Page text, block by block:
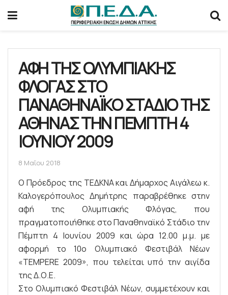
ΑΦΗ ΤΗΣ ΟΛΥΜΠΙΑΚΗΣ
ΦΛΟΓΑΣ ΣΤΟ
ΠΑΝΑΘΗΝΑΪΚΟ ΣΤΑΔΙΟ ΤΗΣ
ΑΘΗΝΑΣ ΤΗΝ ΠΕΜΠΤΗ 4
ΙΟΥΝΙΟΥ 2009
8 Μαΐου 2018
Ο Πρόεδρος της ΤΕΔΚΝΑ και Δήμαρχος Αιγάλεω κ.
Καλογερόπουλος Δημήτρης παραβρέθηκε στην
αφή της Ολυμπιακής Φλόγας, που
πραγματοποιήθηκε στο Παναθηναϊκό Στάδιο την
Πέμπτη 4 Ιουνίου 2009 και ώρα 12.00 μ.μ. με
αφορμή το 10ο Ολυμπιακό Φεστιβάλ Νέων
«ΤEMPERE 2009», που τελείται υπό την αιγίδα
της Δ.Ο.Ε.
Στο Ολυμπιακό Φεστιβάλ Νέων, συμμετέχουν και